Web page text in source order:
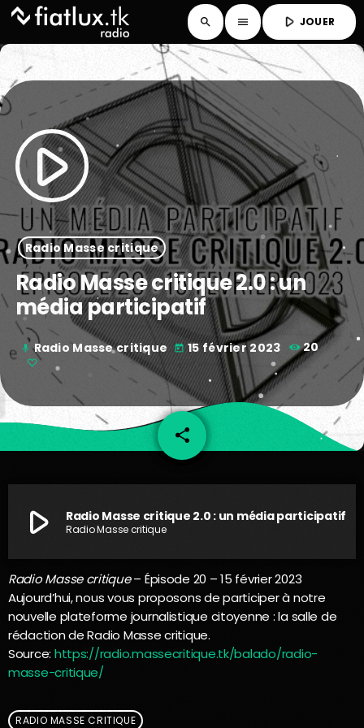
search menu play_arrow JOUER
play_arrow
Radio Masse critique
Radio Masse critique 2.0 : un
média participatif
mic Radio Masse critique today 15 février 2023 20
share
email
play_arrow Radio Masse critique 2.0 : un média participatif
Radio Masse critique
Radio Masse critique– Épisode 20 – 15 février 2023
Aujourd’hui, nous vous proposons de participer à notre
nouvelle plateforme journalistique citoyenne : la salle de
rédaction de Radio Masse critique.
Source: https://radio.massecritique.tk/balado/radio-
masse-critique/
RADIO MASSE CRITIQUE